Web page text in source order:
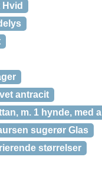
antracit
m. 1 hynde, med
sugerør Glas
størrelser